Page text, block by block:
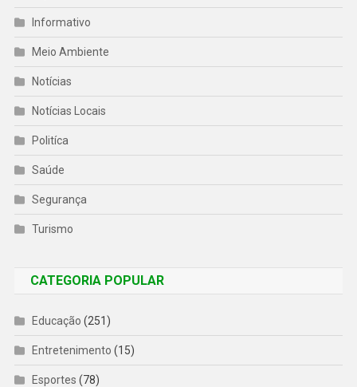
Informativo
Meio Ambiente
Notícias
Notícias Locais
Politíca
Saúde
Segurança
Turismo
CATEGORIA POPULAR
Educação (251)
Entretenimento (15)
Esportes (78)